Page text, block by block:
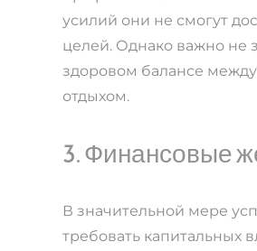
усилий они не смогут
целей. Однако важно не
здоровом балансе
отдыхом.
3. Финансовые
В значительной мере
требовать капитальных